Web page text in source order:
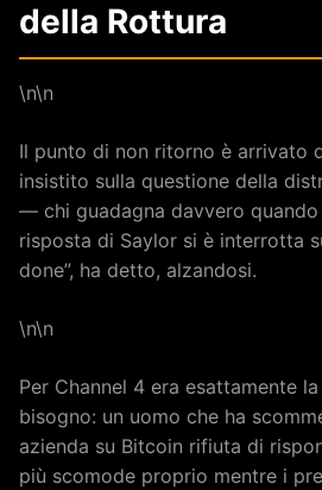
della Rottura
\n\n
Il punto di non ritorno è arrivato
insistito sulla questione della
— chi guadagna davvero quando
risposta di Saylor si è interrotta
done”, ha detto, alzandosi.
\n\n
Per Channel 4 era esattamente
bisogno: un uomo che ha
azienda su Bitcoin rifiuta di
più scomode proprio mentre i